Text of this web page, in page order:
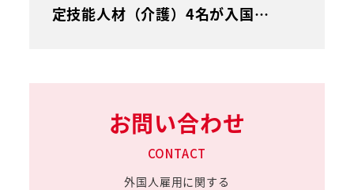
定技能人材（介護）4名が入国…
お問い合わせ
CONTACT
外国人雇用に関する